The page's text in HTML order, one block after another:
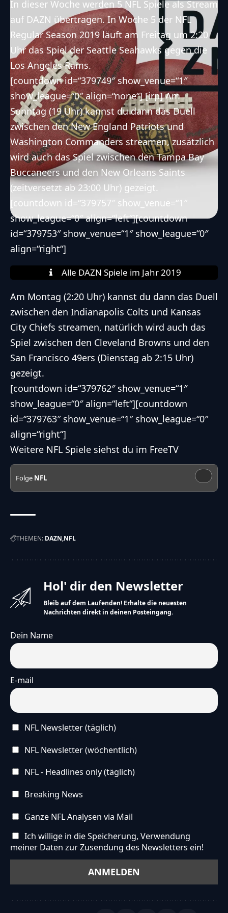
In dieser Woche werden 5 NFL Spiele als Stream
auf DAZN übertragen. In Woche 5 der NFL
Regular Season 2019 läuft am Freitag um 2:20
Uhr das Spiel derSeattle Seahawksgegen die
Los Angeles Rams.
[countdown id=“379749″ show_venue=“1″
show_league=“0″ align=“none“] [irp] Am
Sonntag (19 Uhr) kannst du dann das Duell
zwischen denNew England Patriotsund
Washington Commanders streamen, zusätzlich
wird auch das Spiel zwischen denTampa Bay
Buccaneers und den New Orleans Saints
(zeitversetzt ab 23:00 Uhr) gezeigt.
[countdown id=“379757″ show_venue=“1″
show_league=“0″ align=“left“][countdown
id=“379753″ show_venue=“1″ show_league=“0″
align=“right“]
Alle DAZN Spiele im Jahr 2019
Am Montag (2:20 Uhr) kannst du dann das Duell
zwischen den Indianapolis Colts und Kansas
City Chiefs streamen, natürlich wird auch das
Spiel zwischen den Cleveland Browns und den
San Francisco 49ers (Dienstag ab 2:15 Uhr)
gezeigt.
[countdown id=“379762″ show_venue=“1″
show_league=“0″ align=“left“][countdown
id=“379763″ show_venue=“1″ show_league=“0″
align=“right“]
Weitere NFL Spiele siehst du im FreeTV
Folge NFL
THEMEN: DAZN NFL
Hol' dir den Newsletter
Bleib auf dem Laufenden! Erhalte die neuesten
Nachrichten direkt in deinen Posteingang.
Dein Name
E-mail
NFL Newsletter (täglich)
NFL Newsletter (wöchentlich)
NFL - Headlines only (täglich)
Breaking News
Ganze NFL Analysen via Mail
Ich willige in die Speicherung, Verwendung
meiner Daten zur Zusendung des Newsletters ein!